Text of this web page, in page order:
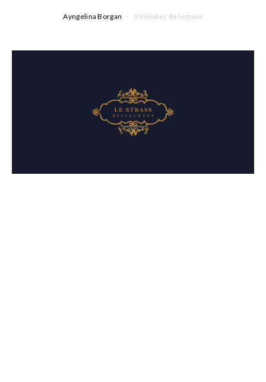
Ayngelina Borgan 3 minutes de lecture